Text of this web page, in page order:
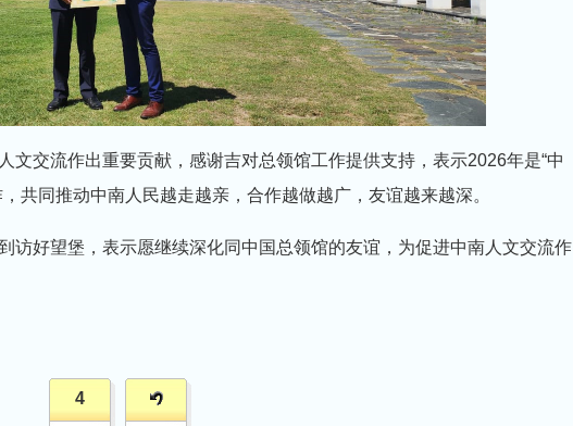
文交流作出重要贡献，感谢吉对总领馆工作提供支持，表示2026年是“中
共同推动中南人民越走越亲，合作越做越广，友谊越来越深。
访好望堡，表示愿继续深化同中国总领馆的友谊，为促进中南人文交流作
4